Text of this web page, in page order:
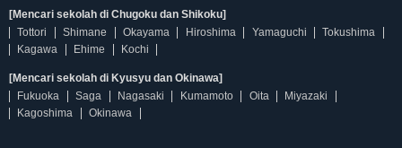
[Mencari sekolah di Chugoku dan Shikoku]
Tottori
Shimane Okayama Hiroshima Yamaguchi
Tokushima
Kagawa
Ehime Kochi
[Mencari sekolah di Kyusyu dan Okinawa]
Fukuoka
Saga Nagasaki Kumamoto Oita
Miyazaki
Kagoshima
Okinawa